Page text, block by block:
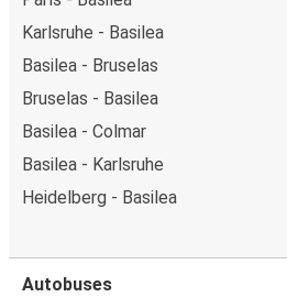
Karlsruhe - Basilea
Basilea - Bruselas
Bruselas - Basilea
Basilea - Colmar
Basilea - Karlsruhe
Heidelberg - Basilea
Autobuses